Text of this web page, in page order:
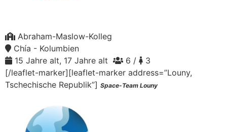
Abraham-Maslow-Kolleg
Chía - Kolumbien
15 Jahre alt, 17 Jahre alt
6 /
3
[/leaflet-marker][leaflet-marker address=”Louny,
Tschechische Republik”] Space-Team Louny